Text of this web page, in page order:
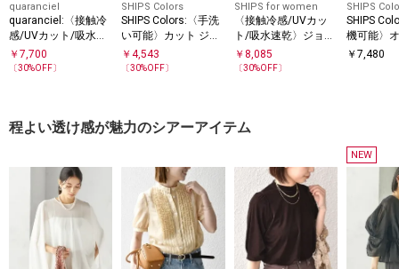
quaranciel
quaranciel:〈接触冷
感/UVカット/吸水速
乾/洗濯機可能〉3タ
ック ワイド ストレー
￥ 7,700
〔30%OFF〕
SHIPS Colors
SHIPS Colors:〈手洗
い可能〉カット ジョ
ーゼット イージーパ
ンツ（セットアップ
￥4,543
〔30%OFF〕
SHIPS for women
〈接触冷感/UVカッ
ト/吸水速乾〉ジョー
ゼット サイド タック
フォルム スリーブ プ
￥ 8,085
〔30%OFF〕
SHIPS
SHIPS
機可能〉
リンパン
￥7,480
程よい透け感が魅力のシアーアイテム
NEW